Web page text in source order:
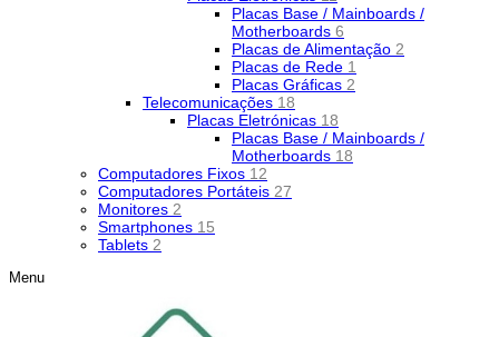
Placas Base / Mainboards /
Motherboards 6
Placas de Alimentação 2
Placas de Rede 1
Placas Gráficas 2
Telecomunicações 18
Placas Eletrónicas 18
Placas Base / Mainboards /
Motherboards 18
Computadores Fixos 12
Computadores Portáteis 27
Monitores 2
Smartphones 15
Tablets 2
Menu